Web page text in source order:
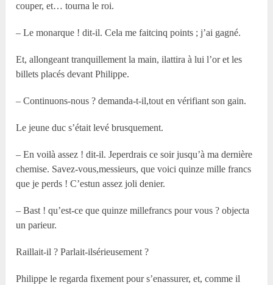
couper, et… tourna le roi.
– Le monarque ! dit-il. Cela me faitcinq points ; j’ai gagné.
Et, allongeant tranquillement la main, ilattira à lui l’or et les
billets placés devant Philippe.
– Continuons-nous ? demanda-t-il,tout en vérifiant son gain.
Le jeune duc s’était levé brusquement.
– En voilà assez ! dit-il. Jeperdrais ce soir jusqu’à ma dernière
chemise. Savez-vous,messieurs, que voici quinze mille francs
que je perds ! C’estun assez joli denier.
– Bast ! qu’est-ce que quinze millefrancs pour vous ? objecta
un parieur.
Raillait-il ? Parlait-ilsérieusement ?
Philippe le regarda fixement pour s’enassurer, et, comme il